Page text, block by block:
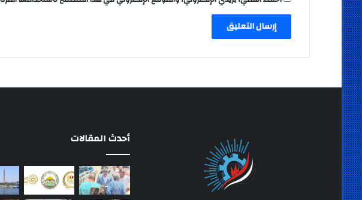
أحدث المقالات